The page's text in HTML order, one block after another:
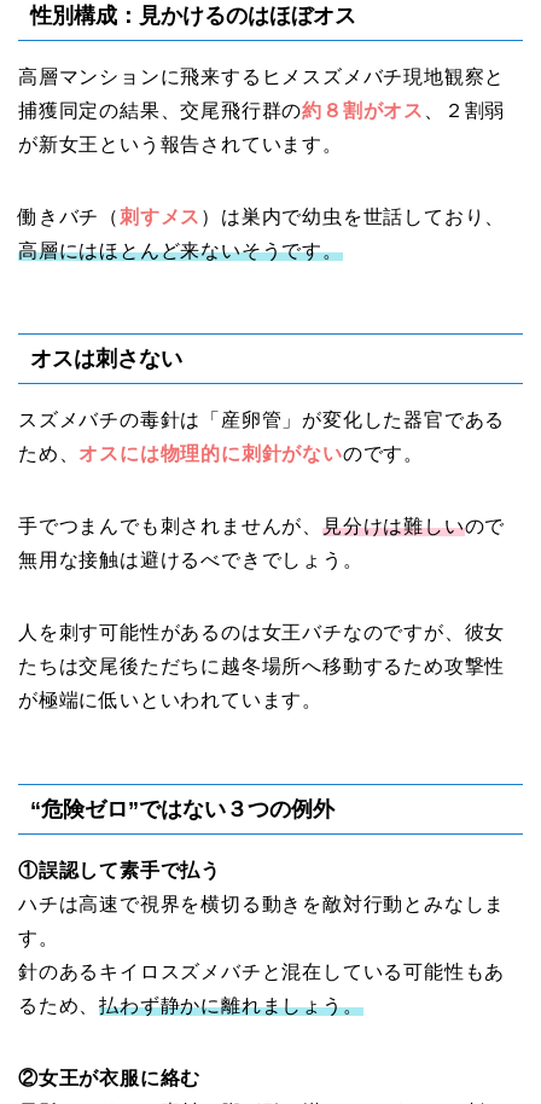
性別構成：見かけるのはほぼオス
高層マンションに飛来するヒメスズメバチ現地観察と
捕獲同定の結果、交尾飛行群の約８割がオス
、２割弱
が新女王という報告されています。
働きバチ（刺すメス ）は巣内で幼虫を世話しており、
高層にはほとんど来ないそうです。
オスは刺さない
スズメバチの毒針は「産卵管」が変化した器官である
ため、 オスには物理的に刺針がないのです。
手でつまんでも刺されませんが、見分けは難しいので
無用な接触は避けるべできでしょう。
人を刺す可能性があるのは女王バチなのですが、彼女
たちは交尾後ただちに越冬場所へ移動するため攻撃性
が極端に低いといわれています。
“危険ゼロ”ではない３つの例外
①誤認して素手で払う
ハチは高速で視界を横切る動きを敵対行動とみなしま
す。
針のあるキイロスズメバチと混在している可能性もあ
るため、払わず静かに離れましょう。
②女王が衣服に絡む